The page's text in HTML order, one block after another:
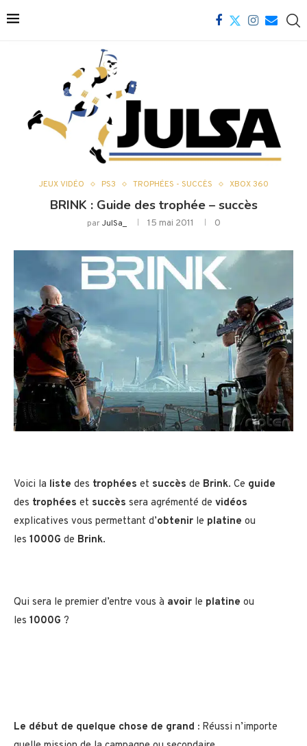
JEUX VIDÉO PS3 TROPHÉES - SUCCÈS XBOX 360
BRINK : Guide des trophée – succès
parJulSa_ 15 mai 2011 0
Voici la liste des trophées et succès de Brink. Ce guide
des trophées et succès sera agrémenté de vidéos
explicatives vous permettant d’obtenir le platine ou
les 1000G de Brink.
Qui sera le premier d’entre vous à avoir le platine ou
les 1000G ?
Le début de quelque chose de grand : Réussi n’importe